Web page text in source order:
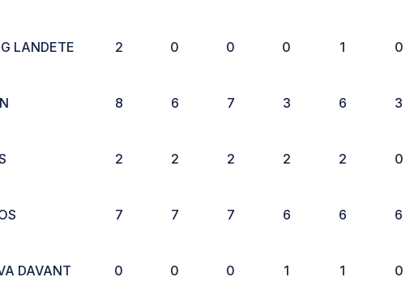
LANDETE 2 0 0 0 1 0
8 6 7 3 6 3
2 2 2 2 2 0
7 7 7 6 6 6
DAVANT 0 0 0 1 1 0